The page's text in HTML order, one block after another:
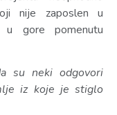
nije zaposlen u
u gore pomenutu
su neki odgovori
iz koje je stiglo